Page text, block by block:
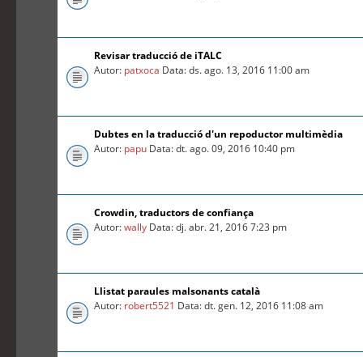
Revisar traducció de iTALC
Autor: patxoca Data: ds. ago. 13, 2016 11:00 am
Dubtes en la traducció d'un repoductor multimèdia
Autor: papu Data: dt. ago. 09, 2016 10:40 pm
Crowdin, traductors de confiança
Autor:wally Data: dj. abr. 21, 2016 7:23 pm
Llistat paraules malsonants català
Autor: robert5521 Data: dt. gen. 12, 2016 11:08 am